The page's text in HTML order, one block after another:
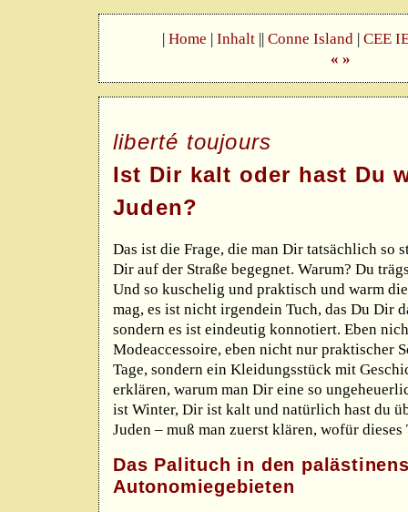
| Home | Inhalt || Conne Island | CEE
« »
liberté toujours
Ist Dir kalt oder hast Du
Juden?
Das ist die Frage, die man Dir tatsächlich so
Dir auf der Straße begegnet. Warum? Du
Und so kuschelig und praktisch und warm
mag, es ist nicht irgendein Tuch, das Du Dir
sondern es ist eindeutig konnotiert. Eben
Modeaccessoire, eben nicht nur praktischer
Tage, sondern ein Kleidungsstück mit
erklären, warum man Dir eine so
ist Winter, Dir ist kalt und natürlich hast du
Juden – muß man zuerst klären, wofür
Das Palituch in den
Autonomiegebieten